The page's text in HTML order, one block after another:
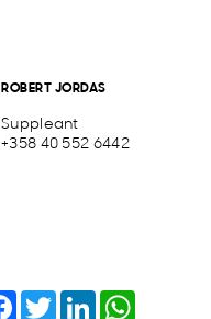
ROBERT JORDAS
Suppleant
+358 40 552 6442
Facebook
TwitterLinkedIn